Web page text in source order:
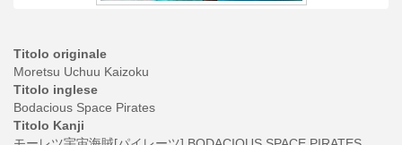
Titolo originale
Moretsu Uchuu Kaizoku
Titolo inglese
Bodacious Space Pirates
Titolo Kanji